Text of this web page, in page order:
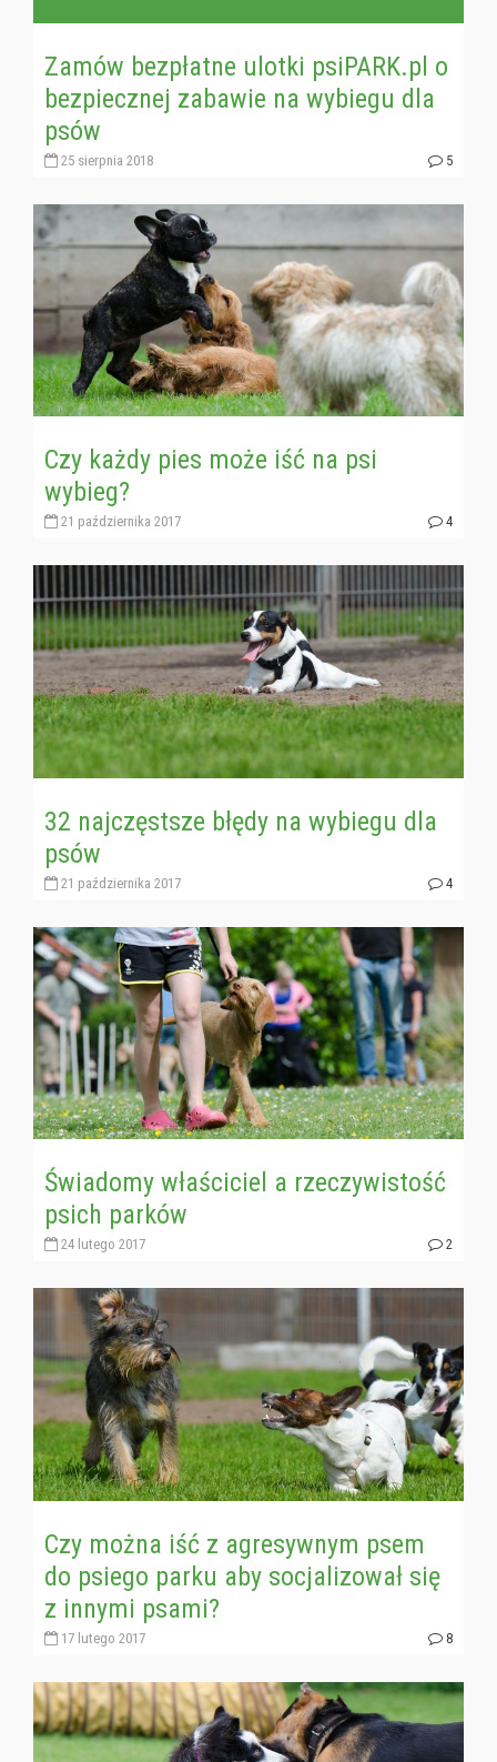
Zamów bezpłatne ulotki psiPARK.pl o
bezpiecznej zabawie na wybiegu dla
psów
25 sierpnia 2018 5
Czy każdy pies może iść na psi
wybieg?
21 października 2017 4
32 najczęstsze błędy na wybiegu dla
psów
21 października 2017 4
Świadomy właściciel a rzeczywistość
psich parków
24 lutego 2017 2
Czy można iść z agresywnym psem
do psiego parku aby socjalizował się
z innymi psami?
17 lutego 2017 8